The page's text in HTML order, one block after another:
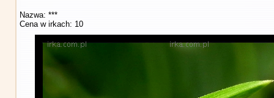
Nazwa: ***
Cena w irkach: 10